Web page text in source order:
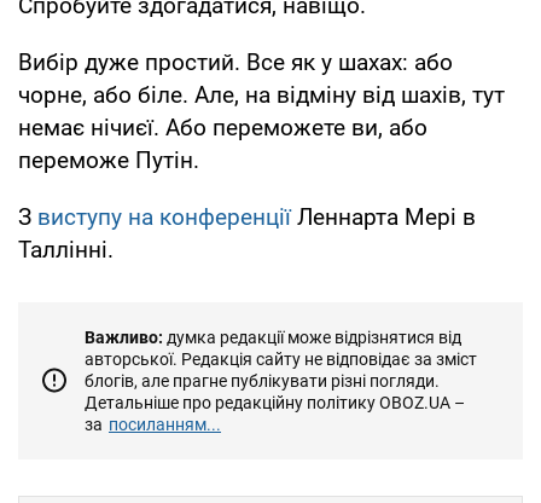
Вибір дуже простий. Все як у шахах: або
чорне, або біле. Але, на відміну від шахів, тут
немає нічиєї. Або переможете ви, або
переможе Путін.
З виступу на конференціїЛеннарта Мері в
Таллінні.
Важливо: думка редакції може відрізнятися від
авторської. Редакція сайту не відповідає за зміст
блогів, але прагне публікувати різні погляди.
Детальніше про редакційну політику OBOZ.UA –
за посиланням...